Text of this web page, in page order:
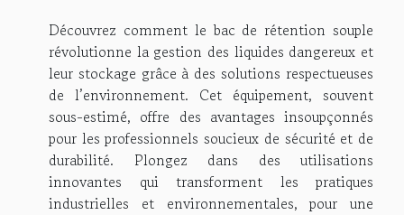
Découvrez comment le bac de rétention souple
révolutionne la gestion des liquides dangereux et
leur stockage grâce à des solutions respectueuses
de l’environnement. Cet équipement, souvent
sous-estimé, offre des avantages insoupçonnés
pour les professionnels soucieux de sécurité et de
durabilité. Plongez dans des utilisations
innovantes qui transforment les pratiques
industrielles et environnementales, pour une